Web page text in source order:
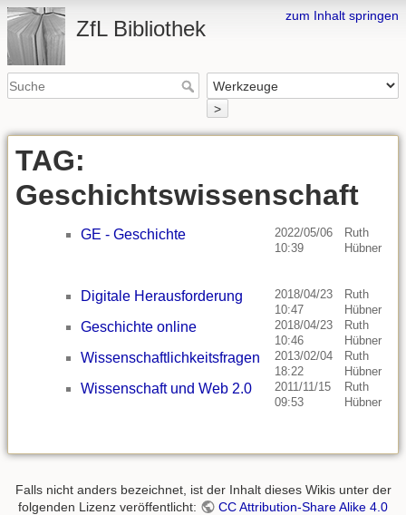
zum Inhalt springen
ZfL Bibliothek
>
TAG:
Geschichtswissenschaft
GE - Geschichte
2022/05/06
10:39
Ruth
Hübner
Digitale Herausforderung
2018/04/23
10:47
Ruth
Hübner
Geschichte online
2018/04/23
10:46
Ruth
Hübner
Wissenschaftlichkeitsfragen
2013/02/04
18:22
Ruth
Hübner
Wissenschaft und Web 2.0
2011/11/15
09:53
Ruth
Hübner
Falls nicht anders bezeichnet, ist der Inhalt dieses Wikis unter der
folgenden Lizenz veröffentlicht:
CC Attribution-Share Alike 4.0